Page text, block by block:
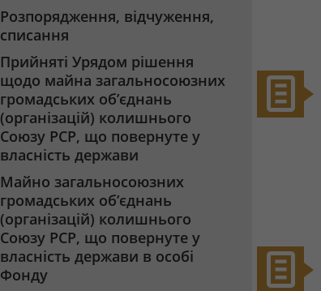
Розпорядження, відчуження,
списання
Прийняті Урядом рішення
щодо майна загальносоюзних
громадських об’єднань
(організацій) колишнього
Союзу РСР, що повернуте у
власність держави
Майно загальносоюзних
громадських об’єднань
(організацій) колишнього
Союзу РСР, що повернуте у
власність держави в особі
Фонду